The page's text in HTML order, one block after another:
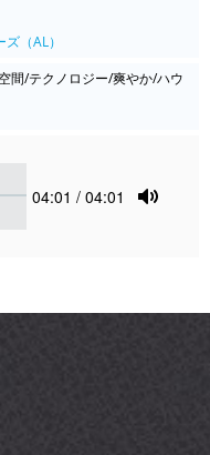
（AL）
間/テクノロジー/爽やか/ハウ
Current
04:01 / 04:01